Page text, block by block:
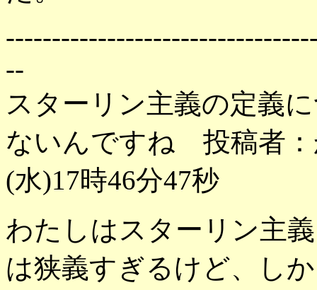
--
スターリン主義の定義
ないんですね 投稿者
(水)17時46分47秒
わたしはスターリン主
は狭義すぎるけど、し